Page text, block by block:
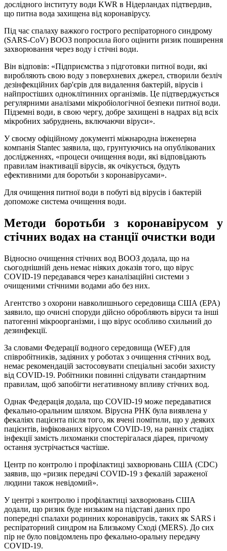
дослідного інституту води KWR в Нідерландах підтвердив,
що питна вода захищена від коронавірусу.
Під час спалаху важкого гострого респіраторного синдрому
(SARS-CoV) ВООЗ попросила його оцінити ризик поширення
захворювання через воду і стічні води.
Він відповів: «Підприємства з підготовки питної води, які
виробляють свою воду з поверхневих джерел, створили безліч
дезінфекційних бар'єрів для видалення бактерій, вірусів і
найпростіших одноклітинних організмів. Це підтверджується
регулярними аналізами мікробіологічної безпеки питної води.
Підземні води, в свою чергу, добре захищені в надрах від всіх
мікробних забруднень, включаючи віруси».
У своєму офіційному документі міжнародна інженерна
компанія Stantec заявила, що, грунтуючись на опублікованих
дослідженнях, «процеси очищення води, які відповідають
правилам інактивації вірусів, як очікується, будуть
ефективними для боротьби з коронавірусами».
Для очищення питної води в побуті від вірусів і бактерій
допоможе система очищення води.
Методи боротьби з коронавірусом у
стічних водах на станції очистки води
Відносно очищення стічних вод ВООЗ додала, що на
сьогоднішній день немає ніяких доказів того, що вірус
COVID-19 передавався через каналізаційні системи з
очищеними стічними водами або без них.
Агентство з охорони навколишнього середовища США (EPA)
заявило, що очисні споруди дійсно обробляють віруси та інші
патогенні мікроорганізми, і що вірус особливо схильний до
дезинфекції.
За словами Федерації водного середовища (WEF) для
співробітників, задіяних у роботах з очищення стічних вод,
немає рекомендацій застосовувати спеціальні засоби захисту
від COVID-19. Робітники повинні слідувати стандартним
правилам, щоб запобігти негативному впливу стічних вод.
Однак Федерація додала, що COVID-19 може передаватися
фекально-оральним шляхом. Вірусна РНК була виявлена ​​у
фекаліях пацієнта після того, як вчені помітили, що у деяких
пацієнтів, інфікованих вірусом COVID-19, на ранніх стадіях
інфекції замість лихоманки спостерігалася діарея, причому
остання зустрічається частіше.
Центр по контролю і профілактиці захворювань США (CDC)
заявив, що «ризик передачі COVID-19 з фекалій зараженої
людини також невідомий».
У центрі з контролю і профілактиці захворювань США
додали, що ризик буде низьким на підставі даних про
попередні спалахи родинних коронавірусів, таких як SARS і
респіраторний синдром на Близькому Сході (MERS). До сих
пір не було повідомлень про фекально-оральну передачу
COVID-19.